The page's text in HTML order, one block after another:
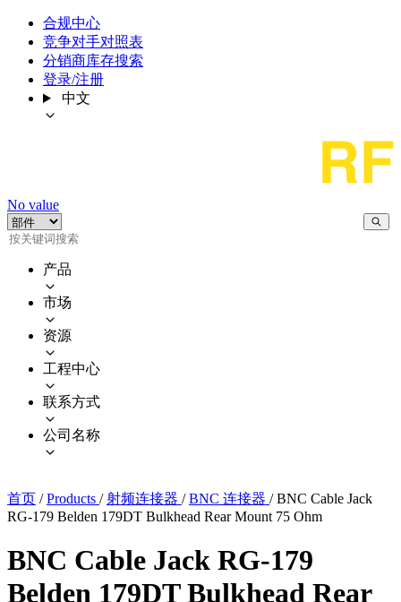
合规中心
竞争对手对照表
分销商库存搜索
登录/注册
中文
No value
产品
市场
资源
工程中心
联系方式
公司名称
首页 / Products / 射频连接器 / BNC 连接器 / BNC Cable Jack
RG-179 Belden 179DT Bulkhead Rear Mount 75 Ohm
BNC Cable Jack RG-179
Belden 179DT Bulkhead Rear